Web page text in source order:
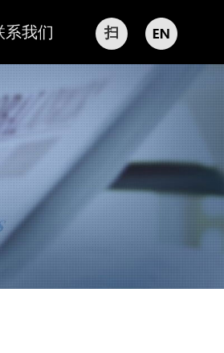
系我们 扫